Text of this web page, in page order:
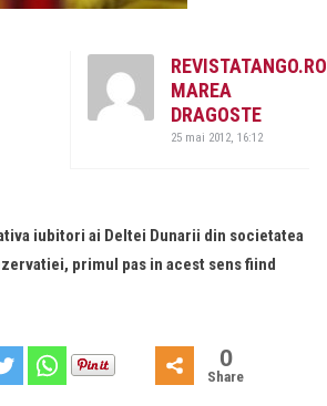
REVISTATANGO.RO
MAREA
DRAGOSTE
25 mai 2012, 16:12
iubitori ai Deltei Dunarii din societatea
primul pas in acest sens fiind
0
Share